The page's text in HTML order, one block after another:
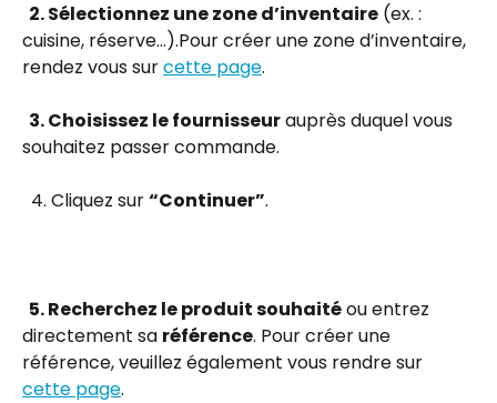
  2. Sélectionnez une zone d’inventaire
(ex. :
cuisine, réserve…).Pour créer une zone d’inventaire,
rendez vous sur cette page.
  3. Choisissez le fournisseur
auprès duquel vous
souhaitez passer commande.
  4. Cliquez sur
“Continuer”.
  5. Recherchez le produit souhaité
ou entrez
directement sa référence. Pour créer une
référence, veuillez également vous rendre sur
cette page.